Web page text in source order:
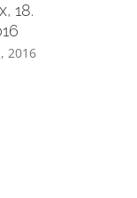
18.
2016